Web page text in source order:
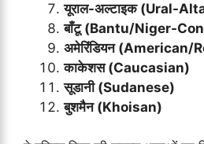
यूराल-अल्टाइक (Ural-
बाँटू (Bantu/Niger-
अमेरिंडियन (American/
काकेशस (Caucasian)
सूडानी (Sudanese)
बुशमैन (Khoisan)